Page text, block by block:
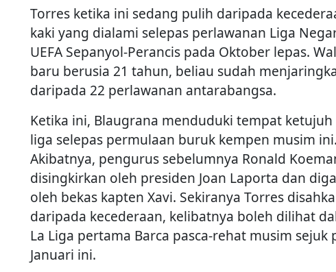
Torres ketika ini sedang pulih daripada
kaki yang dialami selepas perlawanan Liga
UEFA Sepanyol-Perancis pada Oktober lepas.
baru berusia 21 tahun, beliau sudah
daripada 22 perlawanan antarabangsa.
Ketika ini, Blaugrana menduduki tempat ketujuh
liga selepas permulaan buruk kempen musim ini.
Akibatnya, pengurus sebelumnya Ronald
disingkirkan oleh presiden Joan Laporta dan
oleh bekas kapten Xavi. Sekiranya Torres
daripada kecederaan, kelibatnya boleh dilihat
La Liga pertama Barca pasca-rehat musim sejuk
Januari ini.